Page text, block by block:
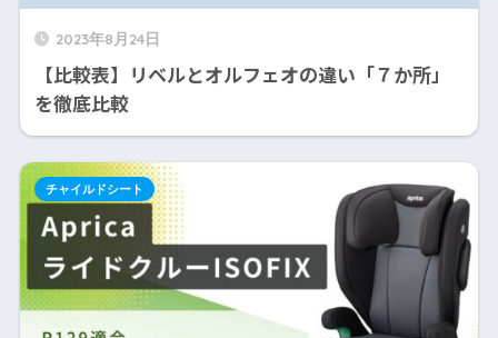
2023年8月24日
【比較表】リベルとオルフェオの違い「７か所」
を徹底比較
チャイルドシート